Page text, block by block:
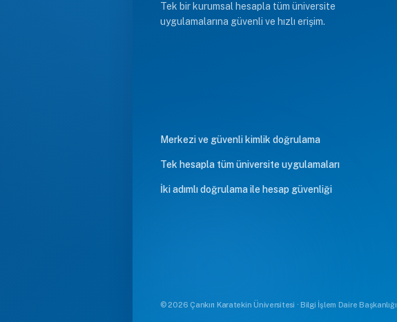
Tek bir kurumsal hesapla tüm üniversite
uygulamalarına güvenli ve hızlı erişim.
Merkezi ve güvenli kimlik doğrulama
Tek hesapla tüm üniversite uygulamaları
İki adımlı doğrulama ile hesap güvenliği
© 2026 Çankırı Karatekin Üniversitesi · Bilgi İşlem Daire Başkanlığı